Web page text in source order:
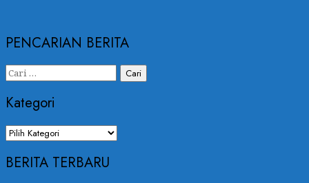
PENCARIAN BERITA
Cari
Kategori
Kategori
BERITA TERBARU